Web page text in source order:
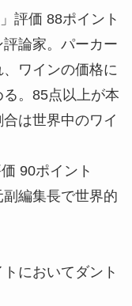
評価 88ポイント
論家。パーカー
ワインの価格に
。85点以上が本
は世界中のワイ
90ポイント
副編集長で世界的
においてダント